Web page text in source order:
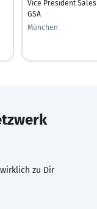
Vice President Sales
GSA
München
zu Dir